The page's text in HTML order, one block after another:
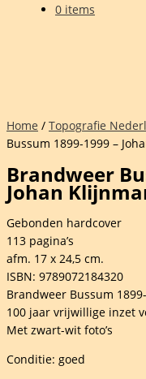
0 items
Home / Topografie
Bussum 1899-1999 –
Brandweer
Johan
Gebonden hardcover
113 pagina’s
afm. 17 x 24,5 cm.
ISBN: 9789072184320
Brandweer Bussum
100 jaar vrijwillige inzet
Met zwart-wit foto’s
Conditie: goed